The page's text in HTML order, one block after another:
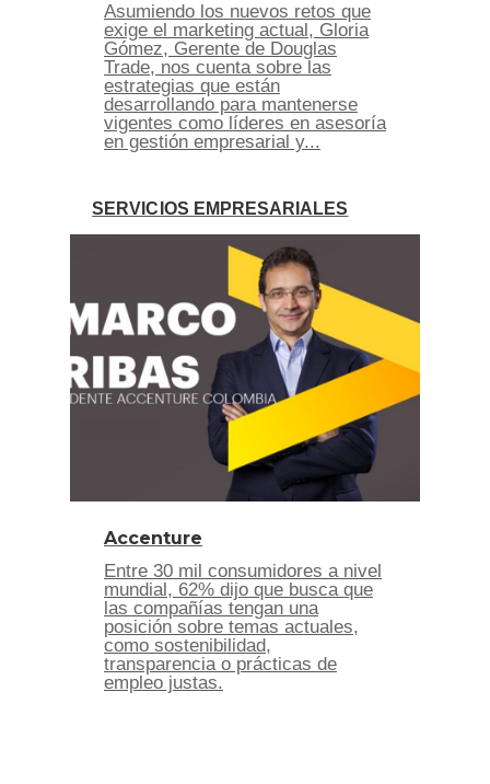
Asumiendo los nuevos retos que
exige el marketing actual, Gloria
Gómez, Gerente de Douglas
Trade, nos cuenta sobre las
estrategias que están
desarrollando para mantenerse
vigentes como líderes en asesoría
en gestión empresarial y...
SERVICIOS EMPRESARIALES
Accenture
Entre 30 mil consumidores a nivel
mundial, 62% dijo que busca que
las compañías tengan una
posición sobre temas actuales,
como sostenibilidad,
transparencia o prácticas de
empleo justas.